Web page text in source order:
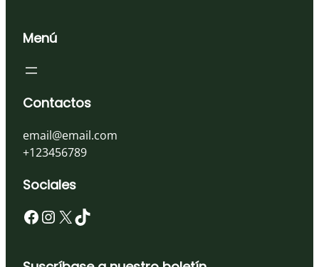
Menú
Contactos
email@email.com
+123456789
Sociales
Facebook InstagramX TikTok